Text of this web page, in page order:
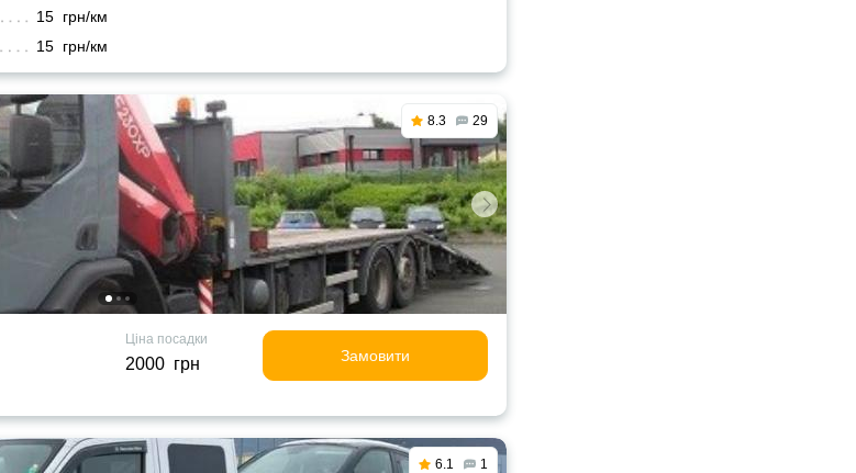
15 грн/км
15 грн/км
8.3 29
Ціна посадки
2000 грн Замовити
6.1 1